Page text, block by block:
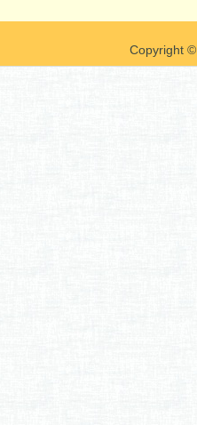
Copyright